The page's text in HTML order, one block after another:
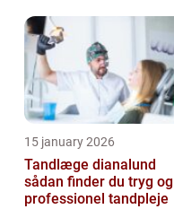
15 january 2026
Tandlæge dianalund
sådan finder du tryg og
professionel tandpleje